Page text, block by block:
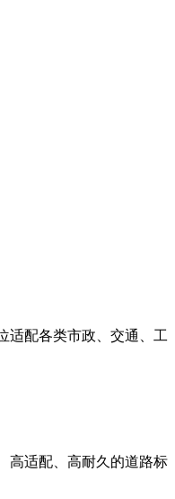
适配各类市政、交通、工
高适配、高耐久的道路标